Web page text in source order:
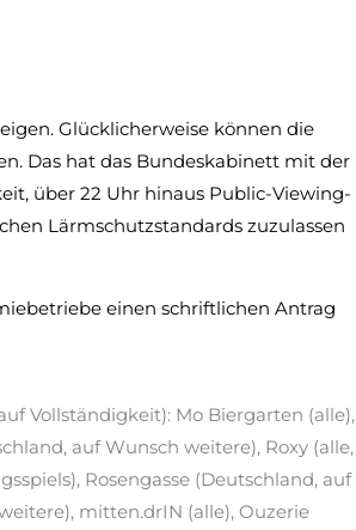
Glücklicherweise können die
Das hat das Bundeskabinett mit der
über 22 Uhr hinaus Public-Viewing-
Lärmschutzstandards zuzulassen
einen schriftlichen Antrag
Vollständigkeit): Mo Biergarten (alle),
auf Wunsch weitere), Roxy (alle,
Rosengasse (Deutschland, auf
mitten.drIN (alle), Ouzerie